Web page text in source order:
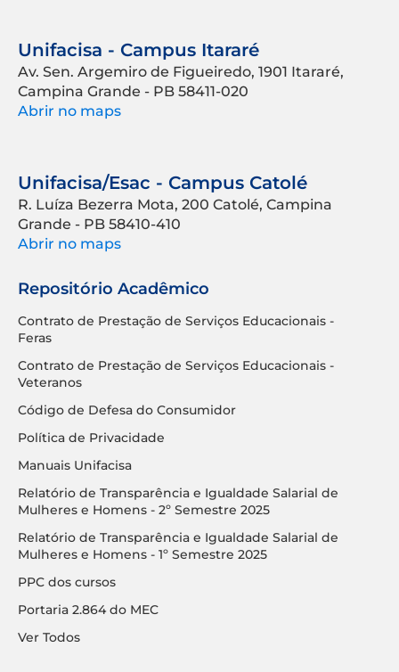
Unifacisa - Campus Itararé
Av. Sen. Argemiro de Figueiredo, 1901 Itararé,
Campina Grande - PB 58411-020
Abrir no maps
Unifacisa/Esac - Campus Catolé
R. Luíza Bezerra Mota, 200 Catolé, Campina
Grande - PB 58410-410
Abrir no maps
Repositório Acadêmico
Contrato de Prestação de Serviços Educacionais -
Feras
Contrato de Prestação de Serviços Educacionais -
Veteranos
Código de Defesa do Consumidor
Política de Privacidade
Manuais Unifacisa
Relatório de Transparência e Igualdade Salarial de
Mulheres e Homens - 2º Semestre 2025
Relatório de Transparência e Igualdade Salarial de
Mulheres e Homens - 1º Semestre 2025
PPC dos cursos
Portaria 2.864 do MEC
Ver Todos